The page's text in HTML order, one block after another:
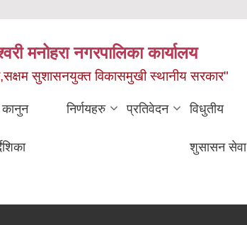
मनोहरा नगरपालिका कार्यालय
सुशासनयुक्त विकासमुखी स्थानीय सरकार"
निर्णयहरु प्रतिवेदन विधुतीय
शुसासन सेवा